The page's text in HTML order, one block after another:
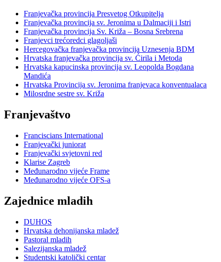
Franjevačka provincija Presvetog Otkupitelja
Franjevačka provincija sv. Jeronima u Dalmaciji i Istri
Franjevačka provincija Sv. Križa – Bosna Srebrena
Franjevci trećoredci glagoljaši
Hercegovačka franjevačka provincija Uznesenja BDM
Hrvatska franjevačka provincija sv. Ćirila i Metoda
Hrvatska kapucinska provincija sv. Leopolda Bogdana
Mandića
Hrvatska Provincija sv. Jeronima franjevaca konventualaca
Milosrdne sestre sv. Križa
Franjevaštvo
Franciscians International
Franjevački juniorat
Franjevački svjetovni red
Klarise Zagreb
Međunarodno vijeće Frame
Međunarodno vijeće OFS-a
Zajednice mladih
DUHOS
Hrvatska dehonijanska mladež
Pastoral mladih
Salezijanska mladež
Studentski katolički centar